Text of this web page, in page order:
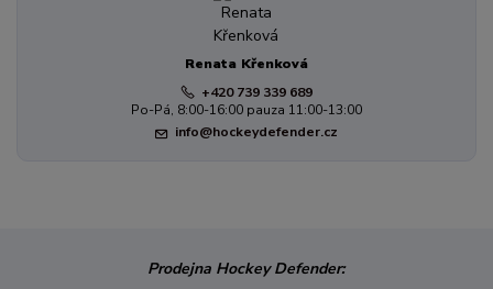
Renata Křenková
+420 739 339 689
Po-Pá, 8:00-16:00 pauza 11:00-13:00
info@hockeydefender.cz
Prodejna Hockey Defender: